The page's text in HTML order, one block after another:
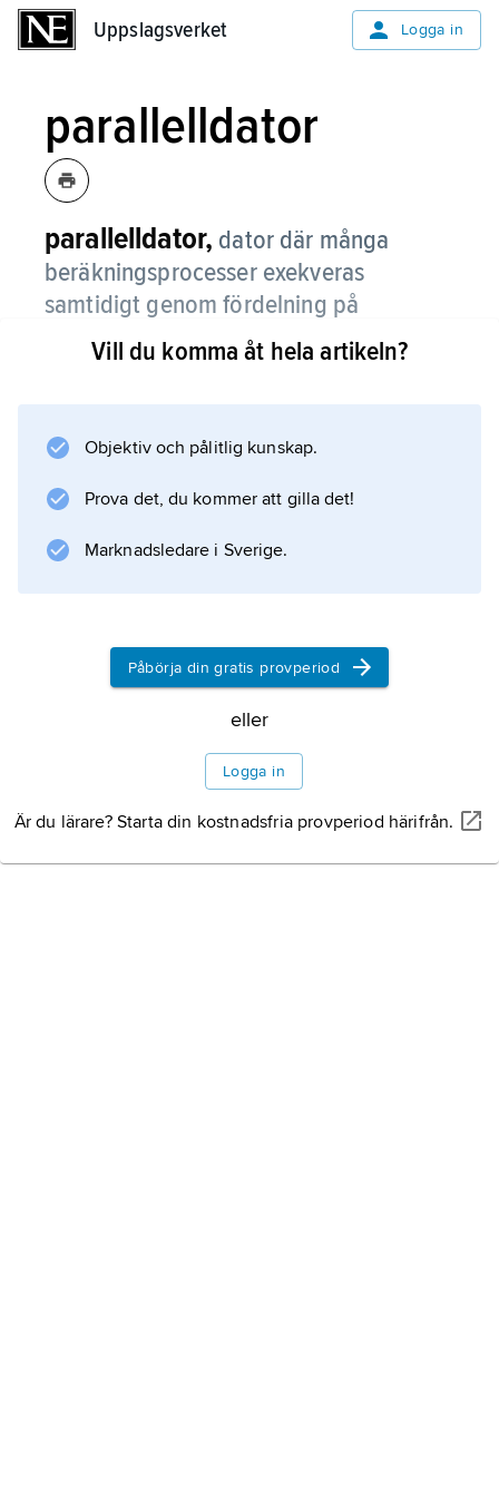
Uppslagsverket Logga in
parallelldator
parallelldator, dator där många
beräkningsprocesser exekveras
samtidigt genom fördelning på
samverkande processorer enligt
principen förparallellism.
Information om artikeln
Vill du komma åt hela artikeln?
Objektiv och pålitlig kunskap.
Prova det, du kommer att gilla det!
Marknadsledare i Sverige.
Påbörja din gratis provperiod
eller
Logga in
Är du lärare? Starta din kostnadsfria provperiod härifrån.